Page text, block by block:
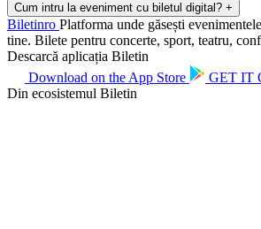
Cum intru la eveniment cu biletul digital? +
Biletinro Platforma unde găsești
tine. Bilete pentru concerte, sport, teatru,
Descarcă aplicația Biletin
Download on the App Store GET IT
Din ecosistemul Biletin